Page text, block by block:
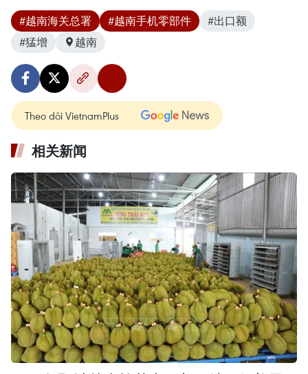
#越南海关总署 #越南手机零部件
#出口额
#猛增
越南
Theo dõi VietnamPlus
相关新闻